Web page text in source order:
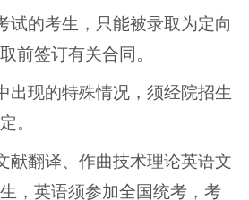
的考生，只能被录取为定向
前签订有关合同。
现的特殊情况，须经院招生
。
翻译、作曲技术理论英语文
，英语须参加全国统考，考